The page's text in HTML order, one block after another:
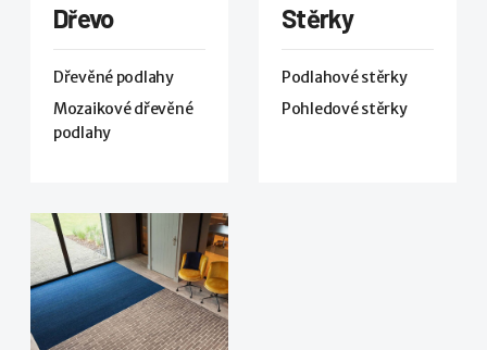
Dřevo
Dřevěné podlahy
Mozaikové dřevěné
podlahy
Stěrky
Podlahové stěrky
Pohledové stěrky